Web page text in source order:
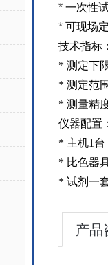
* 一次性
* 可现场
技术指标
* 测定下
* 测定范
* 测量精
仪器配置
* 主机1 台
* 比色器
* 试剂一
产品